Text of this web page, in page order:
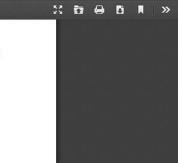
Presentation
Open Print Download
Current